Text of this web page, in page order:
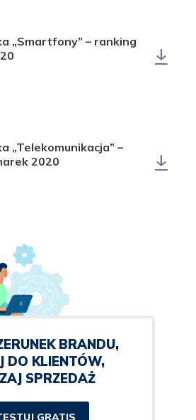
„Smartfony” – ranking
„Telekomunikacja” –
2020
BRANDU,
DO KLIENTÓW,
SPRZEDAŻ
GRATIS